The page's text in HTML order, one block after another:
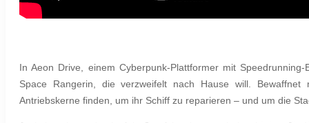
In Aeon Drive, einem Cyberpunk-Plattformer mit
Space Rangerin, die verzweifelt nach Hause will.
Antriebskerne finden, um ihr Schiff zu reparieren – und um die